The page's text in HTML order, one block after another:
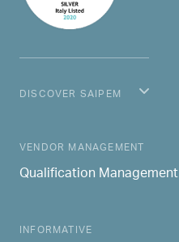
DISCOVER SAIPEM
MAIN NAVIGATION
VENDOR MANAGEMENT
Qualification Management
INFORMATIVE